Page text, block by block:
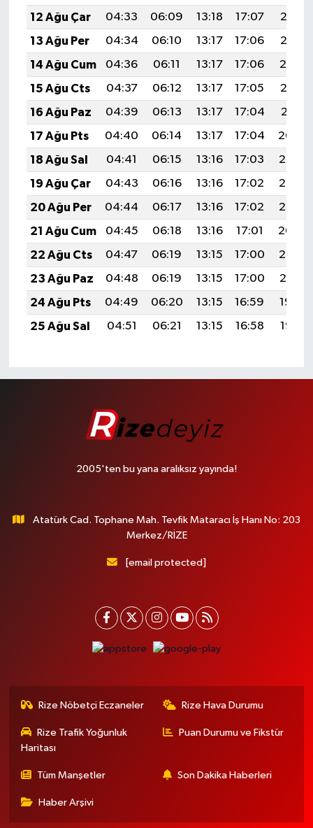
12 Ağu Çar
04:33 06:09 13:18 17:07
20:16
13 Ağu Per
04:34 06:10 13:17 17:06
20:15
14 Ağu Cum
04:36 06:11 13:17 17:06
20:14
15 Ağu Cts
04:37 06:12 13:17 17:05
20:12
16 Ağu Paz
04:39 06:13 13:17 17:04
20:11
17 Ağu Pts
04:40 06:14 13:17 17:04
20:09
18 Ağu Sal
04:41 06:15 13:16 17:03
20:08
19 Ağu Çar
04:43 06:16 13:16 17:02
20:07
20 Ağu Per
04:44 06:17 13:16 17:02
20:05
21 Ağu Cum
04:45 06:18 13:16 17:01
20:04
22 Ağu Cts
04:47 06:19 13:15 17:00
20:02
23 Ağu Paz
04:48 06:19 13:15 17:00
20:01
24 Ağu Pts
04:49 06:20 13:15 16:59
19:59
25 Ağu Sal
04:51 06:21 13:15 16:58 19:58
2005'ten bu yana aralıksız yayında!
Atatürk Cad. Tophane Mah. Tevfik Mataracı İş Hanı No: 203
Merkez/RİZE
[email protected]
Rize Nöbetçi Eczaneler Rize Hava Durumu
Rize Trafik Yoğunluk
Haritası
Puan Durumu ve Fikstür
Tüm Manşetler Son Dakika Haberleri
Haber Arşivi